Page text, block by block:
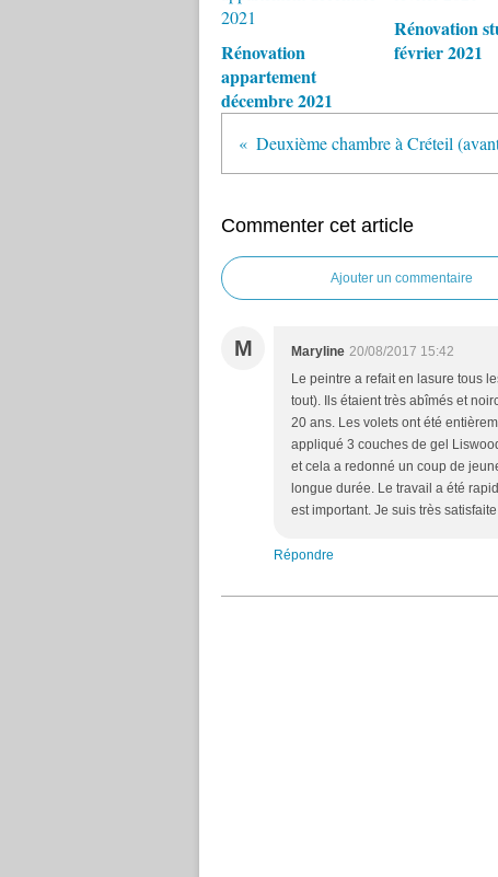
Rénovation
appartement
décembre 2021
Rénovation
février 2021
Deuxième chambre à Créteil
Commenter cet article
Ajouter un commentaire
M Maryline 20/08/2017 15:42
Le peintre a refait en lasure tous
tout). Ils étaient très abîmés et
20 ans. Les volets ont été
appliqué 3 couches de gel
et cela a redonné un coup de
longue durée. Le travail a été
est important. Je suis très
Répondre